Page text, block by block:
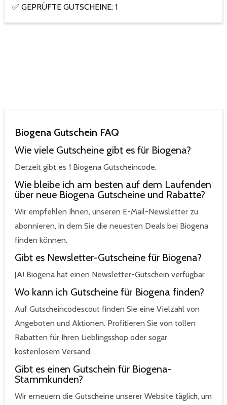
✅ GEPRÜFTE GUTSCHEINE: 1
Biogena Gutschein FAQ
Wie viele Gutscheine gibt es für Biogena?
Derzeit gibt es 1 Biogena Gutscheincode.
Wie bleibe ich am besten auf dem Laufenden
über neue Biogena Gutscheine und Rabatte?
Wir empfehlen Ihnen, unseren E-Mail-Newsletter zu
abonnieren, in dem Sie die neuesten Deals bei Biogena
finden können.
Gibt es Newsletter-Gutscheine für Biogena?
JA! Biogena hat einen Newsletter-Gutschein verfügbar
Wo kann ich Gutscheine für Biogena finden?
Auf Gutscheincodescout finden Sie eine Vielzahl von
Angeboten und Aktionen. Profitieren Sie von tollen
Rabatten für Ihren Lieblingsshop oder sogar
kostenlosem Versand.
Gibt es einen Gutschein für Biogena-
Stammkunden?
Wir erneuern die Gutscheine unserer Website täglich, um